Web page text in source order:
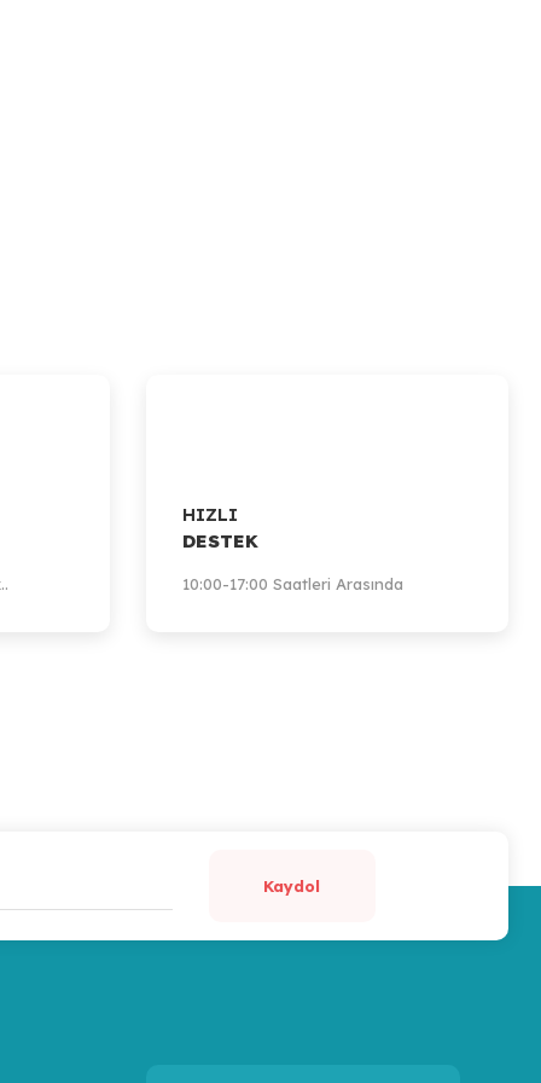
HIZLI
DESTEK
10:00-17:00 Saatleri Arasında
Kaydol